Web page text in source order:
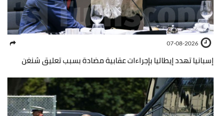
07-08-2026
إسبانيا تهدد إيطاليا بإجراءات عقابية مضادة بسبب تعليق شنغن